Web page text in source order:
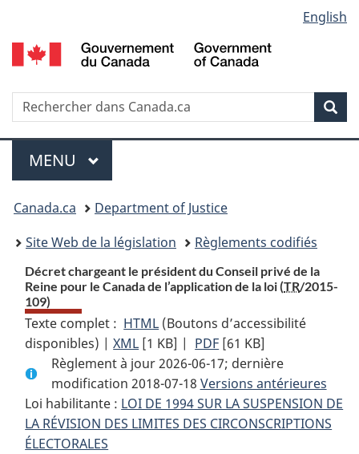
au
contenu
propos
de
la
HTML
simplifiée
selection
English
Recherche
Menu
MENU PRINCIPAL
You
are
here:
Canada.ca
Department of Justice
Site Web de la législation
Règlements codifiés
Décret chargeant le président du Conseil privé de la
Reine pour le Canada de l’application de la loi (TR/2015-
109)
Texte complet : HTML Texte
complet
:
Décret
chargeant
le
(Boutons d’accessibilité
disponibles) |XML Texte
complet
:
Décret
chargeant
[1 KB] | PDF Texte
complet
:
Décret
chargeant
[61 KB]
Règlement à jour 2026-06-17; dernière
modification 2018-07-18 Versions antérieures
Loi habilitante : LOI DE 1994 SUR LA SUSPENSION DE
LA RÉVISION DES LIMITES DES CIRCONSCRIPTIONS
ÉLECTORALES